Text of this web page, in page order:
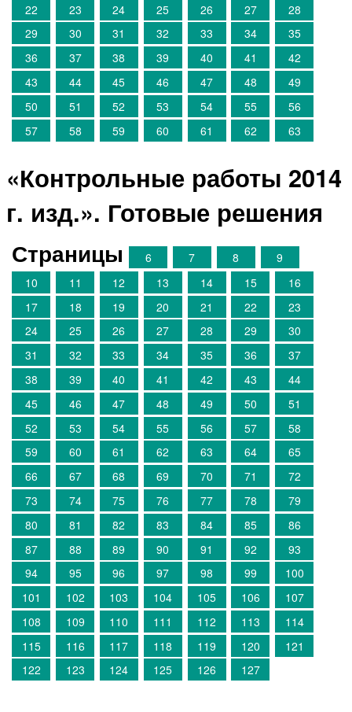
22
23 24 25 26 27
28
29
30 31 32 33 34
35
36
37 38 39 40 41
42
43
44 45 46 47 48
49
50
51 52 53 54 55
56
57
58 59 60 61 62 63
«Контрольные работы 2014
г. изд.». Готовые решения
Страницы 6 7 8
9
10
11 12 13 14 15
16
17
18 19 20 21 22
23
24
25 26 27 28 29
30
31
32 33 34 35 36
37
38
39 40 41 42 43
44
45
46 47 48 49 50
51
52
53 54 55 56 57
58
59
60 61 62 63 64
65
66
67 68 69 70 71
72
73
74 75 76 77 78
79
80
81 82 83 84 85
86
87
88 89 90 91 92
93
94
95 96 97 98 99
100
101
102 103 104 105 106
107
108
109 110 111 112 113
114
115
116 117 118 119 120
121
122
123 124 125 126 127